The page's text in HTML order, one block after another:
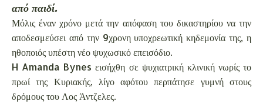
από παιδί.
Μόλις έναν χρόνο μετά την απόφαση του δικαστηρίου να την
αποδεσμεύσει από την 9χρονη υποχρεωτική κηδεμονία της, η
ηθοποιός υπέστη νέο ψυχωσικό επεισόδιο.
H Amanda Bynes εισήχθη σε ψυχιατρική κλινική νωρίς το
πρωί της Κυριακής, λίγο αφότου περπάτησε γυμνή στους
δρόμους του Λος Άντζελες.